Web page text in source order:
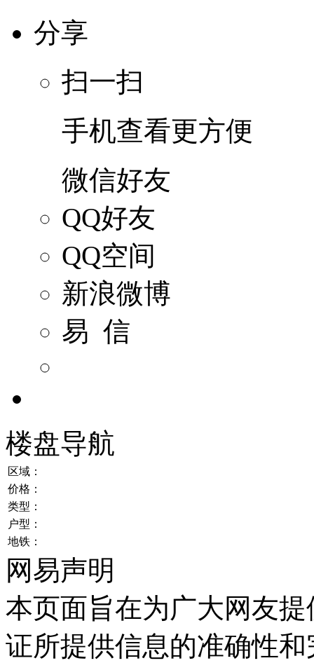
分享
扫一扫
手机查看更方便
微信好友
QQ好友
QQ空间
新浪微博
易 信
楼盘导航
区域：
价格：
类型：
户型：
地铁：
网易声明
本页面旨在为广大网友
证所提供信息的准确性